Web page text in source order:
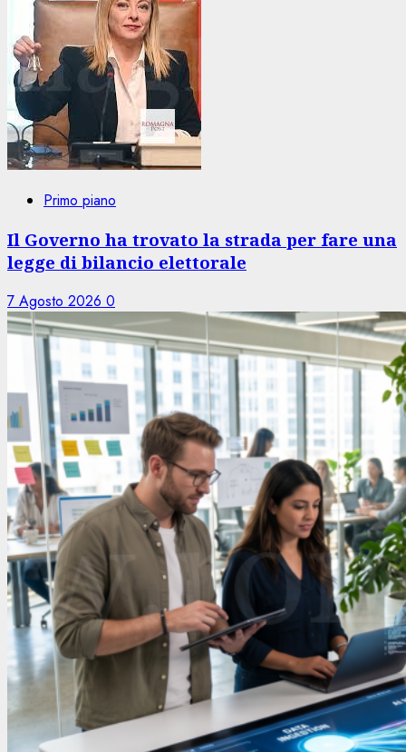
Primo piano
Il Governo ha trovato la strada per fare una
legge di bilancio elettorale
7 Agosto 2026 0